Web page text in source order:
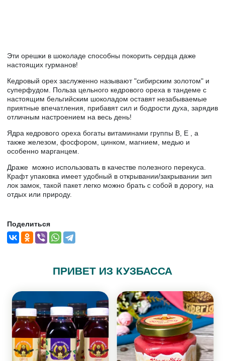
Эти орешки в шоколаде способны покорить сердца даже
настоящих гурманов!
Кедровый орех заслуженно называют "сибирским золотом" и
суперфудом. Польза цельного кедрового ореха в тандеме с
настоящим бельгийским шоколадом оставят незабываемые
приятные впечатления, прибавят сил и бодрости духа, зарядив
отличным настроением на весь день!
Ядра кедрового ореха богаты витаминами группы В, Е , а
также железом, фосфором, цинком, магнием, медью и
особенно марганцем.
Драже можно использовать в качестве полезного перекуса.
Крафт упаковка имеет удобный в открывании/закрывании зип
лок замок, такой пакет легко можно брать с собой в дорогу, на
отдых или природу.
Поделиться
ПРИВЕТ ИЗ КУЗБАССА